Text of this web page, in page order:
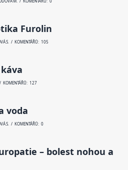
Furolin
S. / KOMENTÁŘŮ: 105
KOMENTÁŘŮ: 127
voda
S. / KOMENTÁŘŮ: 0
– bolest nohou a